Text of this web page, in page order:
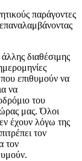
παράγοντες
επαναλαμβάνοντας
διαθέσιμης
επιθυμούν να
να
του
μας. Όλοι
έχουν λόγω της
τον
τον